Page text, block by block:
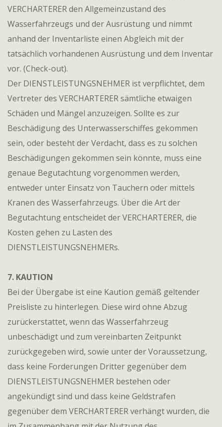
VERCHARTERER den Allgemeinzustand des
Wasserfahrzeugs und der Ausrüstung und nimmt
anhand der Inventarliste einen Abgleich mit der
tatsächlich vorhandenen Ausrüstung und dem Inventar
vor. (Check-out).
Der DIENSTLEISTUNGSNEHMER ist verpflichtet, dem
Vertreter des VERCHARTERER sämtliche etwaigen
Schäden und Mängel anzuzeigen. Sollte es zur
Beschädigung des Unterwasserschiffes gekommen
sein, oder besteht der Verdacht, dass es zu solchen
Beschädigungen gekommen sein könnte, muss eine
genaue Begutachtung vorgenommen werden,
entweder unter Einsatz von Tauchern oder mittels
Kranen des Wasserfahrzeugs. Über die Art der
Begutachtung entscheidet der VERCHARTERER, die
Kosten gehen zu Lasten des
DIENSTLEISTUNGSNEHMERs.
7. KAUTION
Bei der Übergabe ist eine Kaution gemäß geltender
Preisliste zu hinterlegen. Diese wird ohne Abzug
zurückerstattet, wenn das Wasserfahrzeug
unbeschädigt und zum vereinbarten Zeitpunkt
zurückgegeben wird, sowie unter der Voraussetzung,
dass keine Forderungen Dritter gegenüber dem
DIENSTLEISTUNGSNEHMER bestehen oder
angekündigt sind und dass keine Geldstrafen
gegenüber dem VERCHARTERER verhängt wurden, die